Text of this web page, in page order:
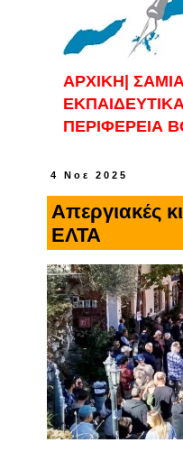
ΑΡΧΙΚΗ|
ΠΕΡΙΦΕΡΕΙΑ
4 Νοε 2025
Απεργιακές
ΕΛΤΑ